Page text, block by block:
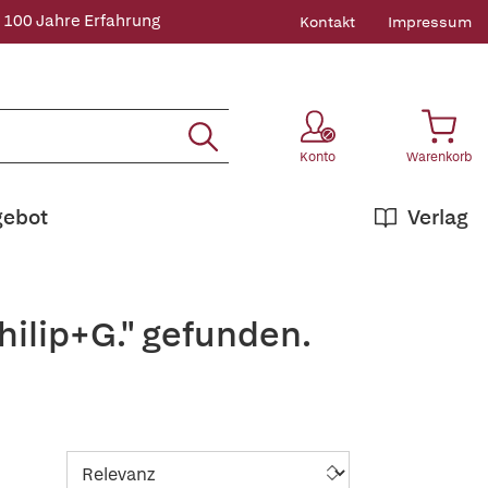
100 Jahre Erfahrung Kontakt Impressum
Konto Warenkorb
Verlag
gefunden.